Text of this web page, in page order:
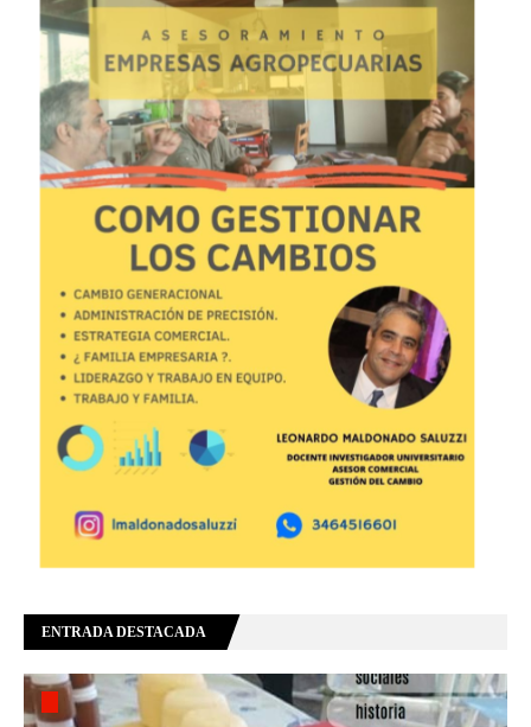
ENTRADA DESTACADA